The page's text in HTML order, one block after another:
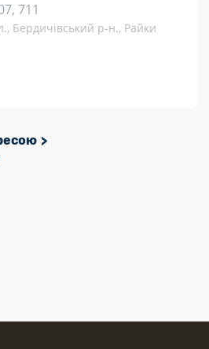
711
Бердичівський р-н., Райки